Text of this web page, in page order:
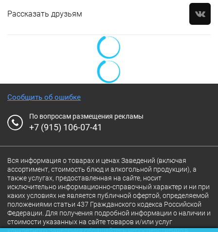
Рассказать друзьям
Сообщить об ошибке
По вопросам размещения рекламы
+7 (915) 106-07-41
Вся информация о товарах и ценах Заведений (включая
ассортимент, стоимость блюд и алкогольной продукции), а
также услугах, предоставленная на сайте, носит
исключительно информационно-справочный характер и ни при
каких условиях не является публичной офертой, определяемой
положениями статьи 437 Гражданского кодекса Российской
Федерации. Для получения подробной информации о наличии и
стоимости указанных на сайте товаров и/или услуг